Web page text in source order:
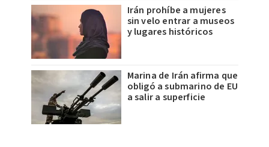
Irán prohíbe a mujeres
sin velo entrar a museos
y lugares históricos
Marina de Irán afirma que
obligó a submarino de EU
a salir a superficie